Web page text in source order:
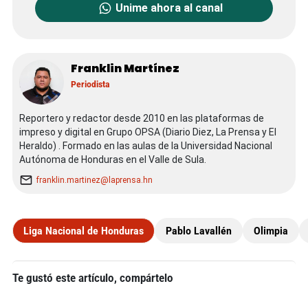
Unime ahora al canal
Franklin Martínez
Periodista
Reportero y redactor desde 2010 en las plataformas de
impreso y digital en Grupo OPSA (Diario Diez, La Prensa y El
Heraldo) . Formado en las aulas de la Universidad Nacional
Autónoma de Honduras en el Valle de Sula.
franklin.martinez@laprensa.hn
Liga Nacional de Honduras Pablo Lavallén Olimpia
Te gustó este artículo, compártelo